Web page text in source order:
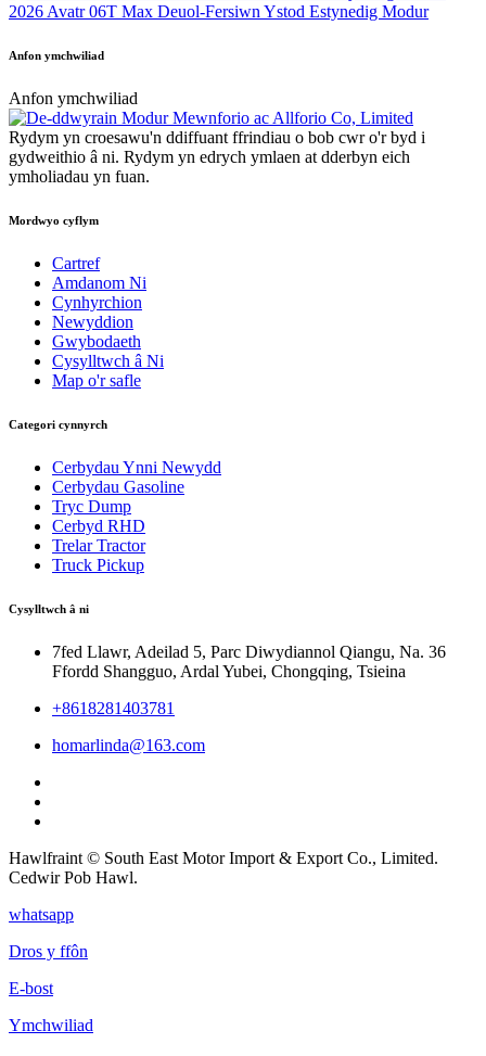
2026 Avatr 06T Max Deuol-Fersiwn Ystod Estynedig Modur
Anfon ymchwiliad
Anfon ymchwiliad
Rydym yn croesawu'n ddiffuant ffrindiau o bob cwr o'r byd i
gydweithio â ni. Rydym yn edrych ymlaen at dderbyn eich
ymholiadau yn fuan.
Mordwyo cyflym
Cartref
Amdanom Ni
Cynhyrchion
Newyddion
Gwybodaeth
Cysylltwch â Ni
Map o'r safle
Categori cynnyrch
Cerbydau Ynni Newydd
Cerbydau Gasoline
Tryc Dump
Cerbyd RHD
Trelar Tractor
Truck Pickup
Cysylltwch â ni
7fed Llawr, Adeilad 5, Parc Diwydiannol Qiangu, Na. 36
Ffordd Shangguo, Ardal Yubei, Chongqing, Tsieina
+8618281403781
homarlinda@163.com
Hawlfraint © South East Motor Import & Export Co., Limited.
Cedwir Pob Hawl.
whatsapp
Dros y ffôn
E-bost
Ymchwiliad